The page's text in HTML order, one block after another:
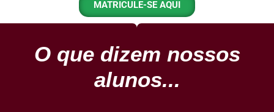
MATRICULE-SE AQUI
O que dizem nossos
alunos...